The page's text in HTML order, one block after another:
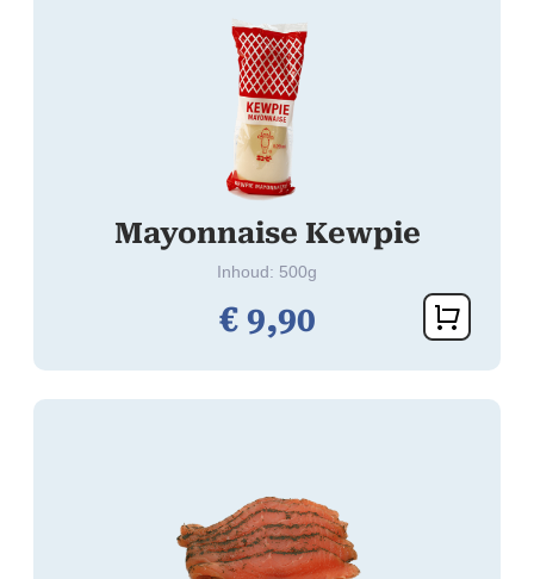
Mayonnaise Kewpie
Inhoud: 500g
€9,90